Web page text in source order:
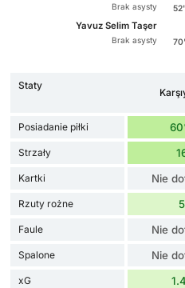
Brak asysty 52'
Yavuz Selim Taşer
Brak asysty 70'
Staty
Posiadanie piłki
Strzały
Kartki Nie
Rzuty rożne 5
Faule Nie
Spalone Nie
xG